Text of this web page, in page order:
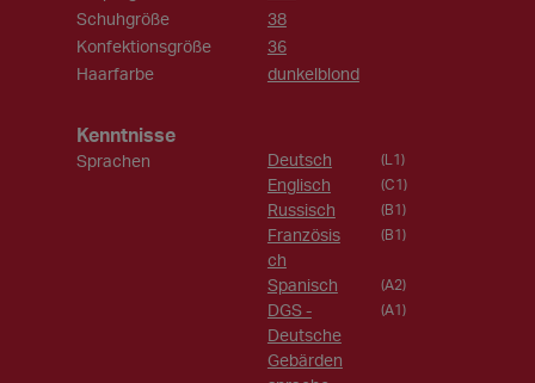
Schuhgröße
38
Konfektionsgröße
36
Haarfarbe
dunkelblond
Kenntnisse
Sprachen Deutsch (L1)
Englisch (C1)
Russisch (B1)
Französis
ch
(B1)
Spanisch (A2)
DGS -
Deutsche
Gebärden
(A1)